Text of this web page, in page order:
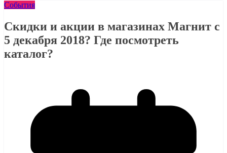
События
Скидки и акции в магазинах Магнит с
5 декабря 2018? Где посмотреть
каталог?